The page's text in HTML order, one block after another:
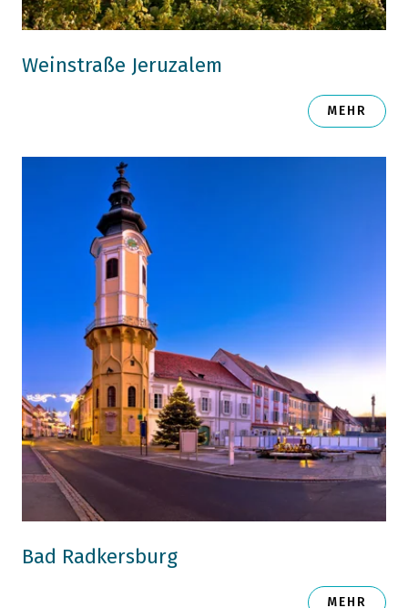
Weinstraße Jeruzalem
MEHR
Bad Radkersburg
MEHR